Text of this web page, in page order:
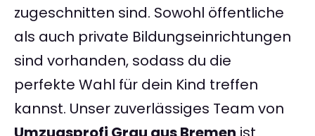
zugeschnitten sind. Sowohl öffentliche
als auch private Bildungseinrichtungen
sind vorhanden, sodass du die
perfekte Wahl für dein Kind treffen
kannst. Unser zuverlässiges Team von